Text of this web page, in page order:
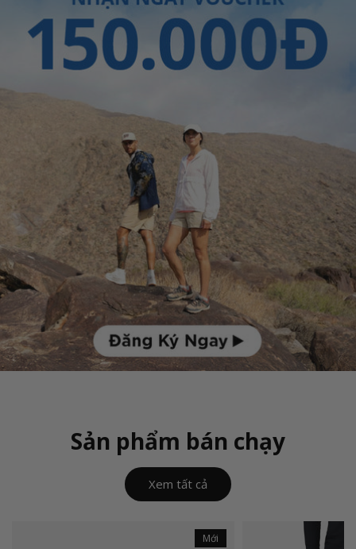
Sản phẩm bán chạy
Xem tất cả
Details
Mới